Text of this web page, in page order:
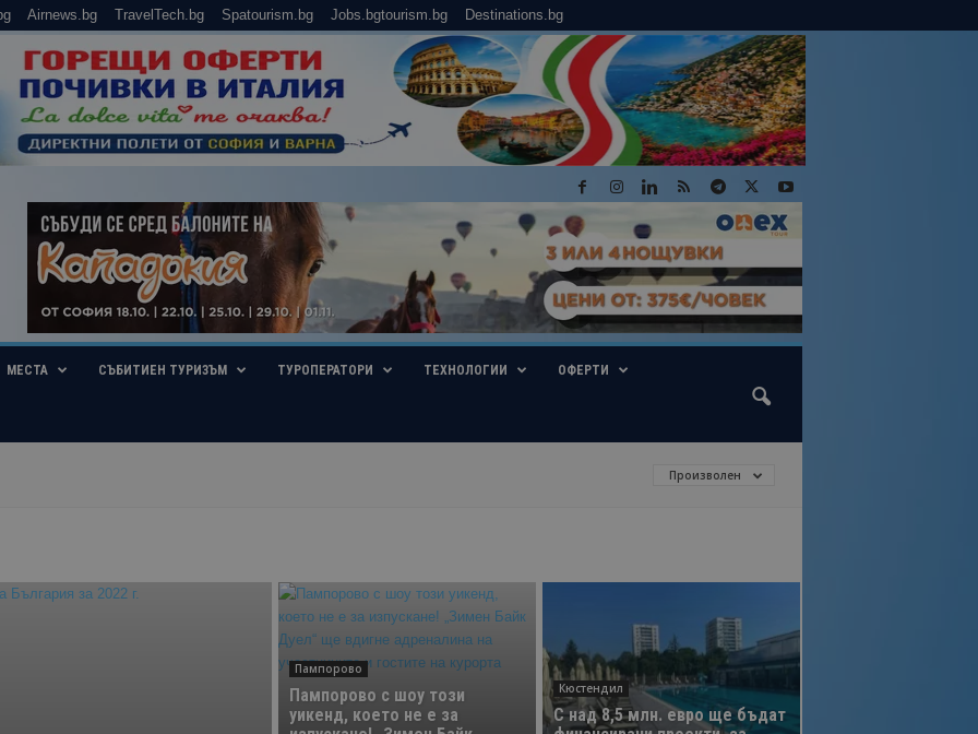
Airnews.bg TravelTech.bg Spatourism.bg Jobs.bgtourism.bg Destinations.bg
МЕСТА СЪБИТИЕН ТУРИЗЪМ ТУРОПЕРАТОРИ ТЕХНОЛОГИИ ОФЕРТИ
Произволен
Пампорово
Пампорово с шоу този
уикенд, което не е за
Кюстендил
С над 8,5 млн. евро ще бъдат